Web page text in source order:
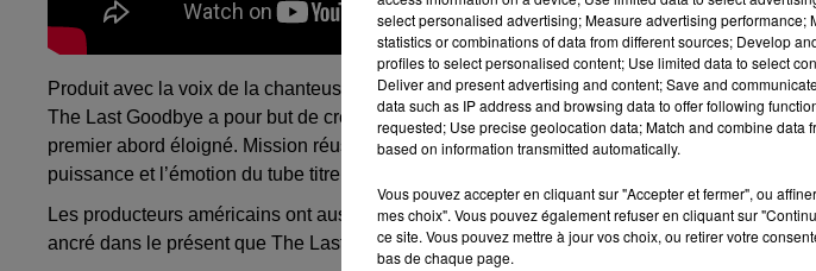
Produit avec la voix de la chanteuse soulaméricaineBettye LaVette et de son single «
The Last Goodbye a pour but de créer une passerelle entre les époques et de réunir des
premier abord éloigné. Mission réussie pourOdeszaqui vient apporter un son électronique
puissance et l’émotion du tube titre original.
Les producteurs américains ont aussi dévoilé les titres, "Better Now"et "LoveLetter",
ancré dans le présent que The Last Goodbye .
select personalised advertising; Measure advertising
statistics or combinations of data from different sources; Develop
profiles to select personalised content; Use limited data to select
Deliver and present advertising and content; Save and
data such as IP address and browsing data to offer following
requested; Use precise geolocation data; Match and combine
based on information transmitted automatically.
Vous pouvez accepter en cliquant sur "Accepter et fermer", ou
mes choix". Vous pouvez également refuser en cliquant sur
ce site. Vous pouvez mettre à jour vos choix, ou retirer votre
bas de chaque page.